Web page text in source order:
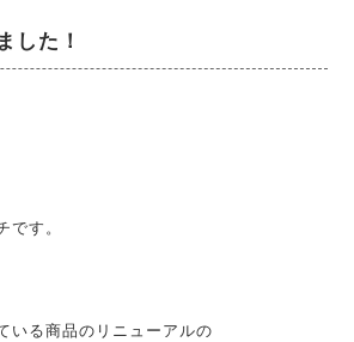
した！
です。
いる商品のリニューアルの